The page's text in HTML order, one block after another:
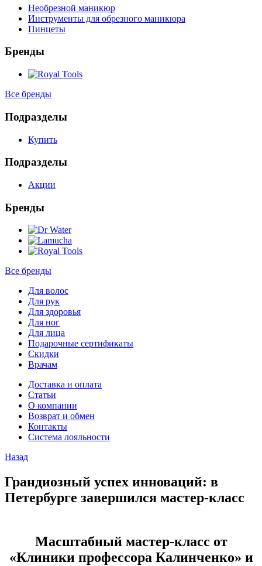
Необрезной маникюр
Инструменты для обрезного маникюра
Пинцеты
Бренды
Все бренды
Подразделы
Купить
Подразделы
Акции
Бренды
Все бренды
Для волос
Для рук
Для здоровья
Для ног
Для лица
Подарочные сертификаты
Скидки
Врачам
Доставка и оплата
Статьи
О компании
Возврат и обмен
Контакты
Система лояльности
Назад
Грандиозный успех инноваций: в
Петербурге завершился мастер-класс
Масштабный мастер-класс от
«Клиники профессора Калинченко» и